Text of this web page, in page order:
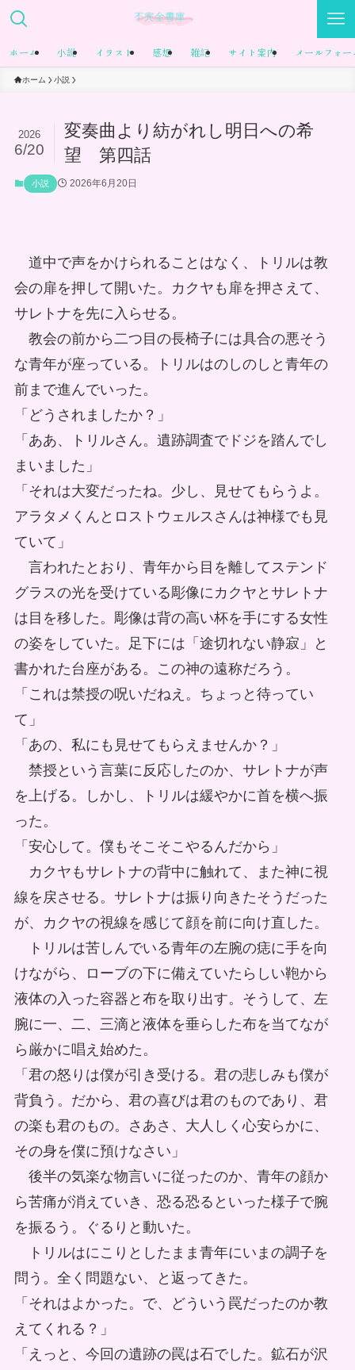
ホーム 小説 イラスト 感想 雑記 サイト案内 メールフォー
ホーム 小説
変奏曲より紡がれし明日への希
望 第四話
2026
6/20
小説 2026年6月20日
道中で声をかけられることはなく、トリルは教
会の扉を押して開いた。カクヤも扉を押さえて、
サレトナを先に入らせる。
教会の前から二つ目の長椅子には具合の悪そう
な青年が座っている。トリルはのしのしと青年の
前まで進んでいった。
「どうされましたか？」
「ああ、トリルさん。遺跡調査でドジを踏んでし
まいました」
「それは大変だったね。少し、見せてもらうよ。
アラタメくんとロストウェルスさんは神様でも見
ていて」
言われたとおり、青年から目を離してステンド
グラスの光を受けている彫像にカクヤとサレトナ
は目を移した。彫像は背の高い杯を手にする女性
の姿をしていた。足下には「途切れない静寂」と
書かれた台座がある。この神の遠称だろう。
「これは禁授の呪いだねえ。ちょっと待ってい
て」
「あの、私にも見せてもらえませんか？」
禁授という言葉に反応したのか、サレトナが声
を上げる。しかし、トリルは緩やかに首を横へ振
った。
「安心して。僕もそこそこやるんだから」
カクヤもサレトナの背中に触れて、また神に視
線を戻させる。サレトナは振り向きたそうだった
が、カクヤの視線を感じて顔を前に向け直した。
トリルは苦しんでいる青年の左腕の痣に手を向
けながら、ローブの下に備えていたらしい鞄から
液体の入った容器と布を取り出す。そうして、左
腕に一、二、三滴と液体を垂らした布を当てなが
ら厳かに唱え始めた。
「君の怒りは僕が引き受ける。君の悲しみも僕が
背負う。だから、君の喜びは君のものであり、君
の楽も君のもの。さあさ、大人しく心安らかに、
その身を僕に預けなさい」
後半の気楽な物言いに従ったのか、青年の顔か
ら苦痛が消えていき、恐る恐るといった様子で腕
を振るう。ぐるりと動いた。
トリルはにこりとしたまま青年にいまの調子を
問う。全く問題ない、と返ってきた。
「それはよかった。で、どういう罠だったのか教
えてくれる？」
「えっと、今回の遺跡の罠は石でした。鉱石が沢